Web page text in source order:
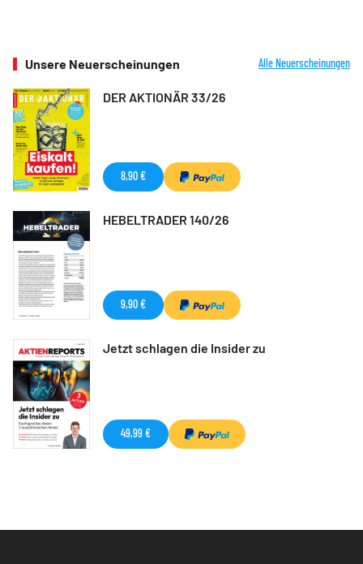
Unsere Neuerscheinungen Alle Neuerscheinungen
DER AKTIONÄR 33/26
8,90 €
HEBELTRADER 140/26
9,90 €
Jetzt schlagen die Insider zu
49,99 €